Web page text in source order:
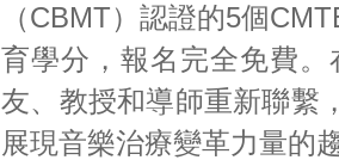
（CBMT）認證的5個
育學分，報名完全免費
友、教授和導師重新聯繫
展現音樂治療變革力量的